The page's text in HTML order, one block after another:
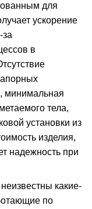
для
ускорение
в
минимальная
тела,
установки из
изделия,
надежность при
какие-
по